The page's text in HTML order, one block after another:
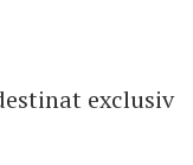
exclusiv